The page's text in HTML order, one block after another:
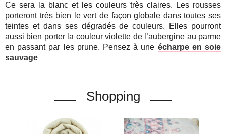
Ce sera la blanc et les couleurs très claires. Les rousses
porteront très bien le vert de façon globale dans toutes ses
teintes et dans ses dégradés de couleurs. Elles pourront
aussi bien porter la couleur violette de l’aubergine au parme
en passant par les prune. Pensez à une écharpe en soie
sauvage
Shopping